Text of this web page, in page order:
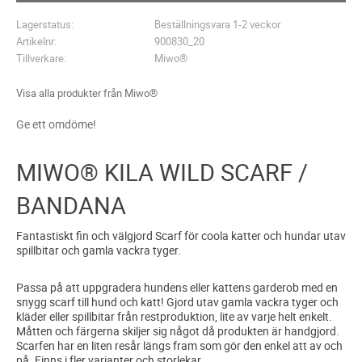
Lagerstatus
Beställningsvara 1-2 veckor
Artikelnr
900830_20
Tillverkare
Miwo®
Visa alla produkter från Miwo®
Ge ett omdöme!
MIWO® KILA WILD SCARF /
BANDANA
Fantastiskt fin och välgjord Scarf för coola katter och hundar utav
spillbitar och gamla vackra tyger.
Passa på att uppgradera hundens eller kattens garderob med en
snygg scarf till hund och katt! Gjord utav gamla vackra tyger och
kläder eller spillbitar från restproduktion, lite av varje helt enkelt.
Måtten och färgerna skiljer sig något då produkten är handgjord.
Scarfen har en liten resår längs fram som gör den enkel att av och